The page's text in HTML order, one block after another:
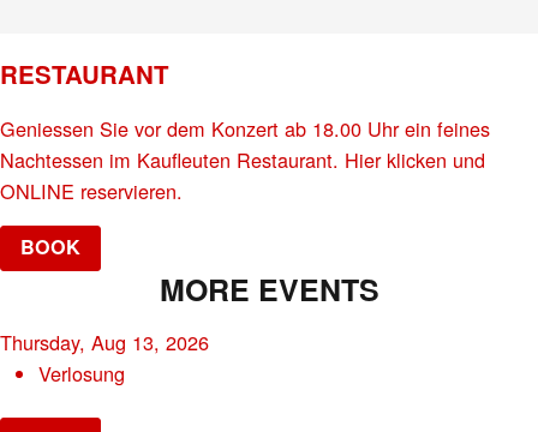
RESTAURANT
Geniessen Sie vor dem Konzert ab 18.00 Uhr ein feines
Nachtessen im Kaufleuten Restaurant. Hier klicken und
ONLINE reservieren.
BOOK
MORE EVENTS
Thursday, Aug 13, 2026
Verlosung